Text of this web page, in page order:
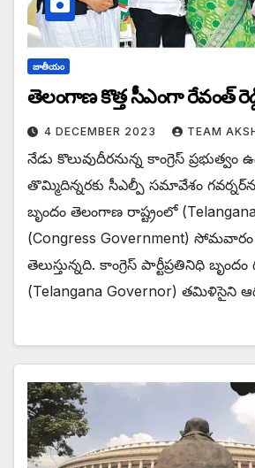
జాతీయం
తెలంగాణ కొత్త సీఎంగా రేవంత్
4 DECEMBER 2023 TEAM
నేడు కొలువుదీరనున్న కాంగ్రెస్‌
తొమ్మిదిన్నరకు సీఎల్పీ సమావేశం
బృందం తెలంగాణ రాష్ట్రంలో
(Congress Government) సోమవారం
తెలుస్తున్నది. కాంగ్రెస్‌ పార్టీప్రతినిధి బృందం
(Telangana Governor) తమిళిసైని